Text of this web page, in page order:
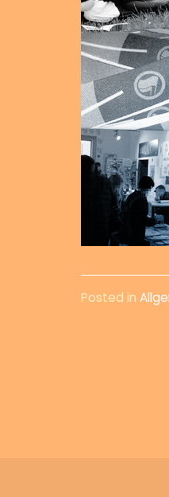
Posted in